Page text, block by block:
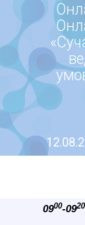
0900-0920